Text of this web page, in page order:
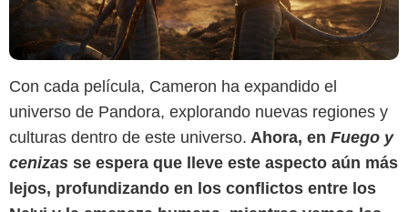
Con cada película, Cameron ha expandido el
universo de Pandora, explorando nuevas regiones y
culturas dentro de este universo. Ahora, en Fuego y
cenizas se espera que lleve este aspecto aún más
lejos, profundizando en los conflictos entre los